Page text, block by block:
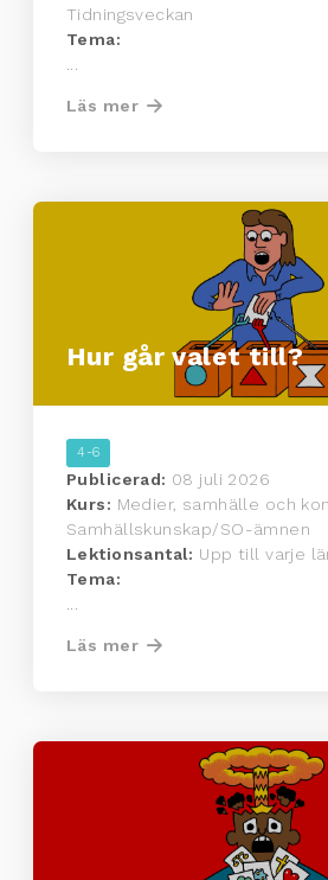
Tidningsveckan
Tema:
Läs mer
Hur går valet till?
4-6
Publicerad: 08 juli 2026
Kurs: Medier, samhälle och
Samhällskunskap/SO-ämnen
Lektionsantal: Upp till varje
Tema:
Läs mer